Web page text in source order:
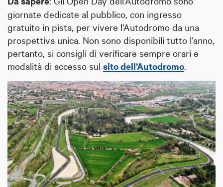
giornate dedicate al pubblico, con ingresso
gratuito in pista, per vivere l’Autodromo da una
prospettiva unica. Non sono disponibili tutto l’anno,
pertanto, si consigli di verificare sempre orari e
modalità di accesso sul sito dell’Autodromo.